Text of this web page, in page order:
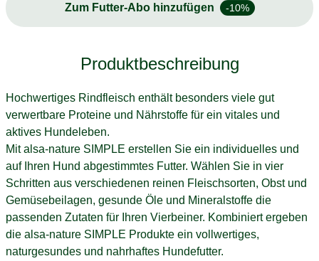
Zum Futter-Abo hinzufügen -10%
Produktbeschreibung
Hochwertiges Rindfleisch enthält besonders viele gut
verwertbare Proteine und Nährstoffe für ein vitales und
aktives Hundeleben.
Mit alsa-nature SIMPLE erstellen Sie ein individuelles und
auf Ihren Hund abgestimmtes Futter. Wählen Sie in vier
Schritten aus verschiedenen reinen Fleischsorten, Obst und
Gemüsebeilagen, gesunde Öle und Mineralstoffe die
passenden Zutaten für Ihren Vierbeiner. Kombiniert ergeben
die alsa-nature SIMPLE Produkte ein vollwertiges,
naturgesundes und nahrhaftes Hundefutter.